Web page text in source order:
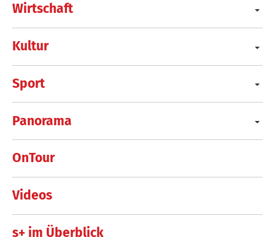
Wirtschaft
Kultur
Sport
Panorama
OnTour
Videos
s+ im Überblick